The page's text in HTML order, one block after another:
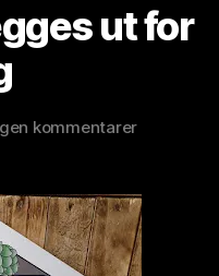
ut for
Innleggsforfatter
r
e
l
o
n
is
t
kommentarertil
legges
ut
for
salg